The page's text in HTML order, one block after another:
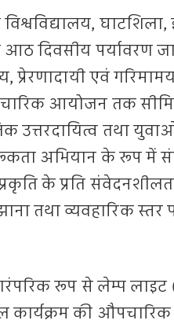
दिवसीय पर्यावरण
एवं
आयोजन तक
उत्तरदायित्व तथा
अभियान के रूप में
के प्रति
तथा व्यवहारिक स्तर
रूप से लेम्प
कार्यक्रम की